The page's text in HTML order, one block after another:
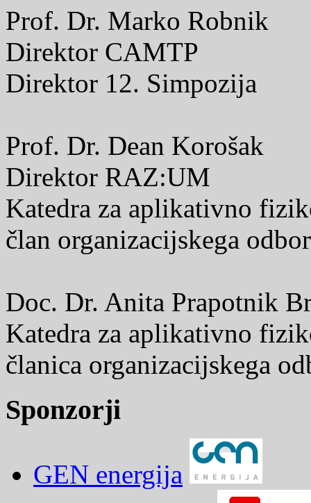
Prof. Dr. Marko Robnik
Direktor CAMTP
Direktor 12. Simpozija
Prof. Dr. Dean Korošak
Direktor RAZ:UM
Katedra za aplikativno
član organizacijskega
Doc. Dr. Anita Prapotnik
Katedra za aplikativno
članica organizacijskega
Sponzorji
GEN energija